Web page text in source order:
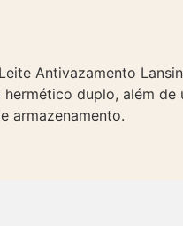
Antivazamento
duplo, além de
armazenamento.